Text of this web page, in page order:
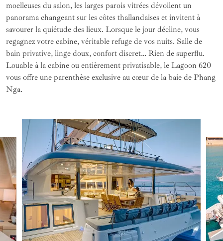
moelleuses du salon, les larges parois vitrées dévoilent un
panorama changeant sur les côtes thaïlandaises et invitent à
savourer la quiétude des lieux. Lorsque le jour décline, vous
regagnez votre cabine, véritable refuge de vos nuits. Salle de
bain privative, linge doux, confort discret… Rien de superflu.
Louable à la cabine ou entièrement privatisable, le Lagoon 620
vous offre une parenthèse exclusive au cœur de la baie de Phang
Nga.